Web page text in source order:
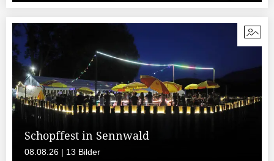
Schopffest in Sennwald
08.08.26 | 13 Bilder